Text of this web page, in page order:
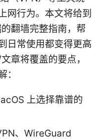
网行为。本文将给到
翻墙完整指南，帮
日常使用都变得更高
章将覆盖的要点，
：
上选择靠谱的
、WireGuard